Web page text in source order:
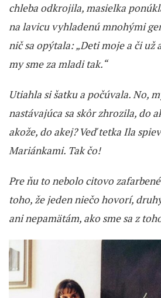
chleba odkrojila, masielka
na lavicu vyhladenú mnohými
nič sa opýtala: „Deti moje a či už
my sme za mladi tak.“
Utiahla si šatku a počúvala. No,
nastávajúca sa skôr zhrozila, do
akože, do akej? Veď tetka Ila
Mariánkami. Tak čo!
Pre ňu to nebolo citovo
toho, že jeden niečo hovorí,
ani nepamätám, ako sme sa z